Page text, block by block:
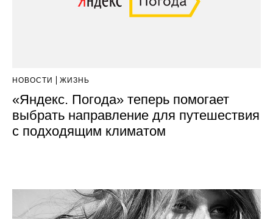
НОВОСТИ ЖИЗНЬ
«Яндекс. Погода» теперь помогает
выбрать направление для путешествия
с подходящим климатом